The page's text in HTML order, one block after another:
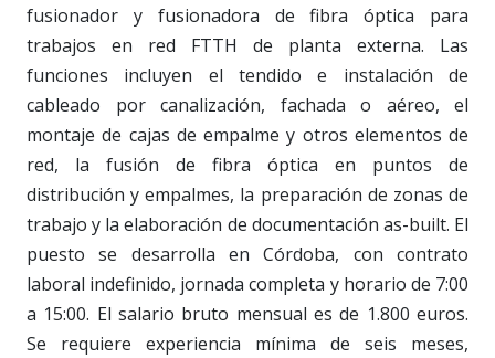
fusionador y fusionadora de fibra óptica para
trabajos en red FTTH de planta externa. Las
funciones incluyen el tendido e instalación de
cableado por canalización, fachada o aéreo, el
montaje de cajas de empalme y otros elementos de
red, la fusión de fibra óptica en puntos de
distribución y empalmes, la preparación de zonas de
trabajo y la elaboración de documentación as-built. El
puesto se desarrolla en Córdoba, con contrato
laboral indefinido, jornada completa y horario de 7:00
a 15:00. El salario bruto mensual es de 1.800 euros.
Se requiere experiencia mínima de seis meses,